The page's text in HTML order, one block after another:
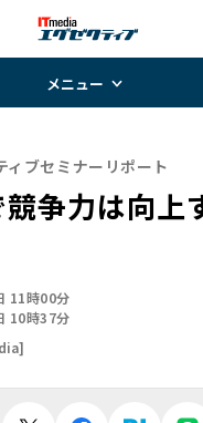
メニュー
ブセミナーリポート
争力は向上
11時00分
10時37分